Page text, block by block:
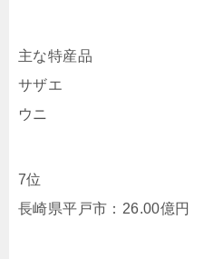
主な特産品
サザエ
ウニ
7位
長崎県平戸市：26.00億円